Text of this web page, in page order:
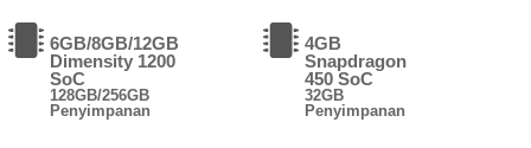
6GB/8GB/12GB
Dimensity 1200
SoC
128GB/256GB
Penyimpanan
4GB
Snapdragon
450 SoC
32GB
Penyimpanan